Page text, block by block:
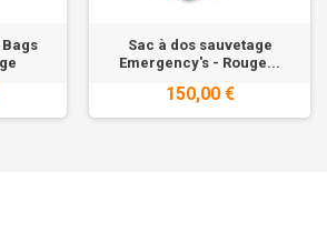
Sac à dos sauvetage
Emergency's - Rouge...
150,00 €